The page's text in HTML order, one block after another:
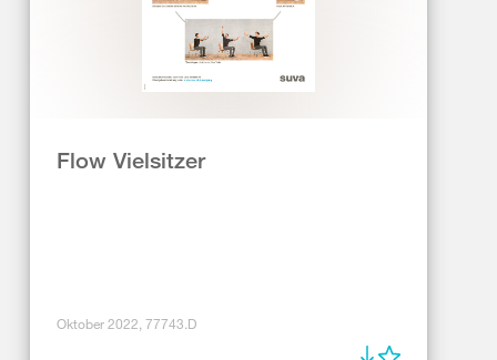
Flow Vielsitzer
Oktober 2022, 77743.D